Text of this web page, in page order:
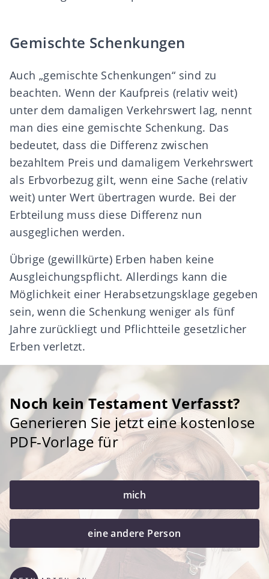
Gemischte Schenkungen
Auch „gemischte Schenkungen“ sind zu
beachten. Wenn der Kaufpreis (relativ weit)
unter dem damaligen Verkehrswert lag, nennt
man dies eine gemischte Schenkung. Das
bedeutet, dass die Differenz zwischen
bezahltem Preis und damaligem Verkehrswert
als Erbvorbezug gilt, wenn eine Sache (relativ
weit) unter Wert übertragen wurde. Bei der
Erbteilung muss diese Differenz nun
ausgeglichen werden.
Übrige (gewillkürte) Erben haben keine
Ausgleichungspflicht. Allerdings kann die
Möglichkeit einer Herabsetzungsklage gegeben
sein, wenn die Schenkung weniger als fünf
Jahre zurückliegt und Pflichtteile gesetzlicher
Erben verletzt.
Noch kein Testament Verfasst?
Generieren Sie jetzt eine kostenlose
PDF-Vorlage für
mich
eine andere Person